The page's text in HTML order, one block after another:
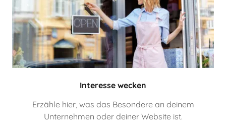
Interesse wecken
Erzähle hier, was das Besondere an deinem
Unternehmen oder deiner Website ist.